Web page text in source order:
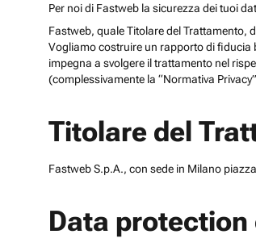
Per noi di Fastweb la sicurezza dei tuoi
Fastweb, quale Titolare del Trattamento,
Vogliamo costruire un rapporto di fiducia
impegna a svolgere il trattamento nel
(complessivamente la “Normativa
Titolare del
Fastweb S.p.A., con sede in Milano
Data protection